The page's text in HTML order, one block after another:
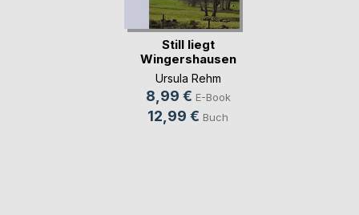
Still liegt
Wingershausen
Ursula Rehm
8,99 € E-Book
12,99 € Buch